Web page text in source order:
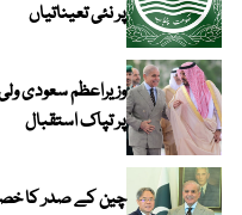
پر نئی تعیناتیاں
وزیراعظم سعودی
پر تپاک استقبال
چین کے صدر کا